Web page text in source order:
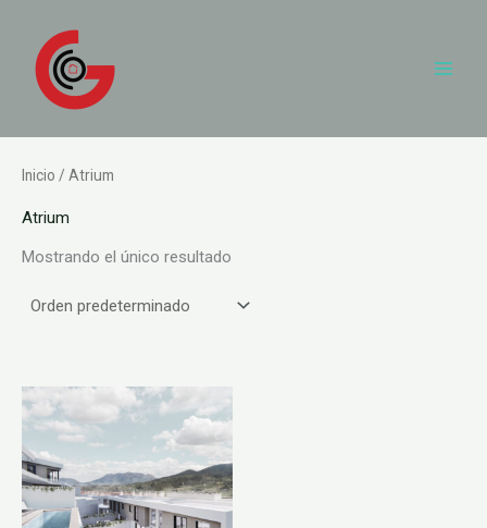
contenido
Inicio / Atrium
Atrium
Mostrando el único resultado
Rango
de
precios:
desde
462,000.00€
hasta
702,000.00€
Este
producto
tiene
múltiples
variantes.